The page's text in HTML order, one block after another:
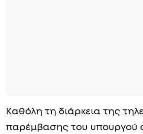
Καθόλη τη διάρκεια της
παρέμβασης του υπουργού